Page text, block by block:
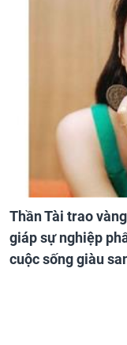
Thần Tài trao
giáp sự nghiệp
cuộc sống giàu